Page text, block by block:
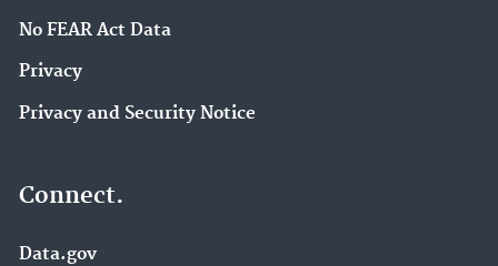
No FEAR Act Data
Privacy
Privacy and Security Notice
Connect.
Data.gov